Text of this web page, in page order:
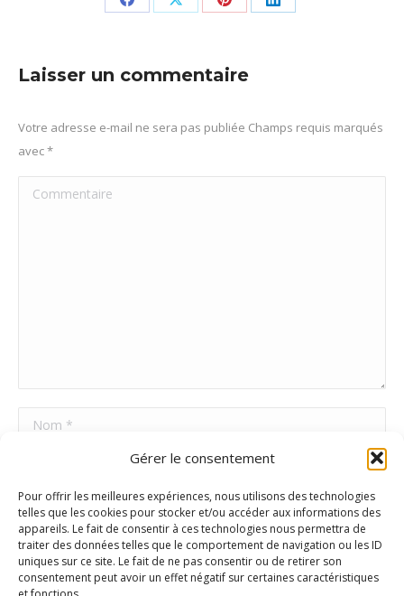
Gérer le consentement
Pour offrir les meilleures expériences, nous utilisons des technologies
telles que les cookies pour stocker et/ou accéder aux informations des
appareils. Le fait de consentir à ces technologies nous permettra de
traiter des données telles que le comportement de navigation ou les ID
uniques sur ce site. Le fait de ne pas consentir ou de retirer son
consentement peut avoir un effet négatif sur certaines caractéristiques
PartagerPartagerPartager
Pinterest
Partager
Laisser un commentaire
Votre adresse e-mail ne sera pas publiée Champs requis marqués
avec*
Commentaire
Nom *
Site Web
Poster commentaire